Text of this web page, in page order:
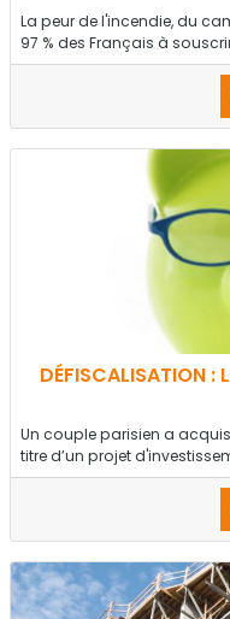
La peur de l'incendie, du
97 % des Français à
DÉFISCALISATION :
Un couple parisien a
titre d’un projet